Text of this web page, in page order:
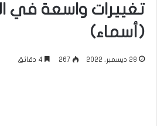
تغييرات واسعة في
(أسماء)
28 ديسمبر، 2022 267